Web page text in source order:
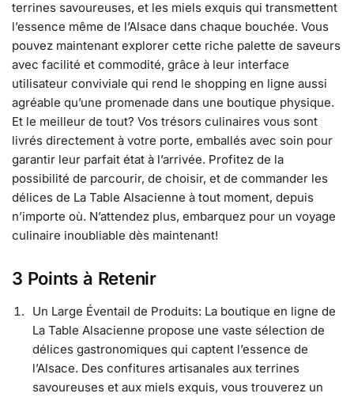
terrines savoureuses, et les miels exquis qui transmettent
l’essence même de l’Alsace dans chaque bouchée. Vous
pouvez maintenant explorer cette riche palette de saveurs
avec facilité et commodité, grâce à leur interface
utilisateur conviviale qui rend le shopping en ligne aussi
agréable qu’une promenade dans une boutique physique.
Et le meilleur de tout? Vos trésors culinaires vous sont
livrés directement à votre porte, emballés avec soin pour
garantir leur parfait état à l’arrivée. Profitez de la
possibilité de parcourir, de choisir, et de commander les
délices de La Table Alsacienne à tout moment, depuis
n’importe où. N’attendez plus, embarquez pour un voyage
culinaire inoubliable dès maintenant!
3 Points à Retenir
Un Large Éventail de Produits: La boutique en ligne de
La Table Alsacienne propose une vaste sélection de
délices gastronomiques qui captent l’essence de
l’Alsace. Des confitures artisanales aux terrines
savoureuses et aux miels exquis, vous trouverez un